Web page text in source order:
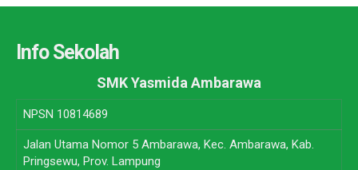
Info Sekolah
SMK Yasmida Ambarawa
NPSN 10814689
Jalan Utama Nomor 5 Ambarawa, Kec. Ambarawa, Kab.
Pringsewu, Prov. Lampung